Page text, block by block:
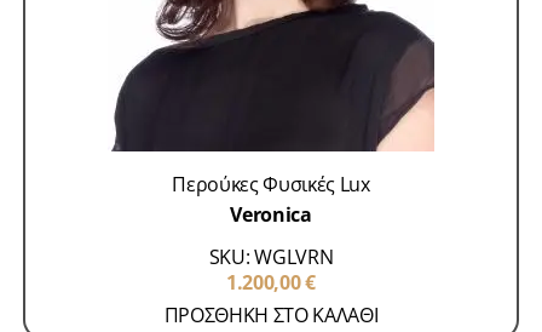
Περούκες Φυσικές Lux
Veronica
SKU: WGLVRN
1.200,00€
ΠΡΟΣΘΗΚΗ ΣΤΟ ΚΑΛΑΘΙ